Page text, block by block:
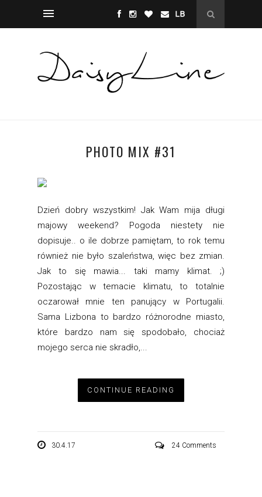
PHOTO MIX #31
Dzień dobry wszystkim! Jak Wam mija długi
majowy weekend? Pogoda niestety nie
dopisuje.. o ile dobrze pamiętam, to rok temu
również nie było szaleństwa, więc bez zmian.
Jak to się mawia... taki mamy klimat. ;)
Pozostając w temacie klimatu, to totalnie
oczarował mnie ten panujący w Portugalii.
Sama Lizbona to bardzo różnorodne miasto,
które bardzo nam się spodobało, chociaż
mojego serca nie skradło,...
CONTINUE READING
30.4.17 24 Comments